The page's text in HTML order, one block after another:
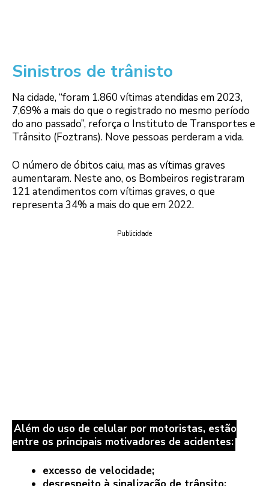
Sinistros de trânisto
Na cidade, “foram 1.860 vítimas atendidas em 2023,
7,69% a mais do que o registrado no mesmo período
do ano passado”, reforça o Instituto de Transportes e
Trânsito (Foztrans). Nove pessoas perderam a vida.
O número de óbitos caiu, mas as vítimas graves
aumentaram. Neste ano, os Bombeiros registraram
121 atendimentos com vítimas graves, o que
representa 34% a mais do que em 2022.
Publicidade
Além do uso de celular por motoristas, estão
entre os principais motivadores de acidentes:
excesso de velocidade;